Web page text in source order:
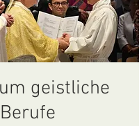
geistliche
Berufe